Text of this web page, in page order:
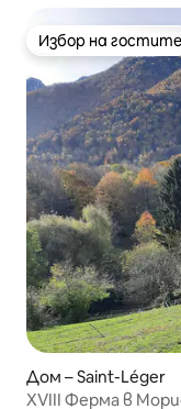
Избор на гостите
Избор на гостите
Дом – Saint-Léger
XVIII Ферма в